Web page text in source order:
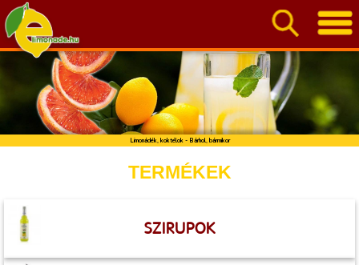
Limonádék, koktélok - Bárhol, bármikor
TERMÉKEK
SZIRUPOK